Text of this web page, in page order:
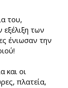
του,
των
ένιωσαν την
και οι
πλατεία,